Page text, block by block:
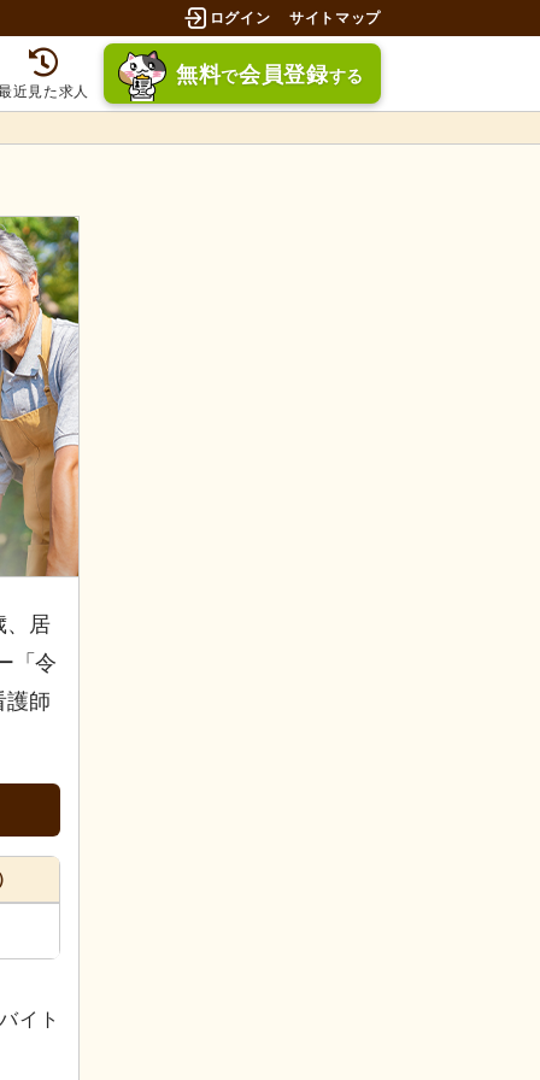
ログイン サイトマップ
近見た求人
無料で会員登録する
、居
「令
護師
イト